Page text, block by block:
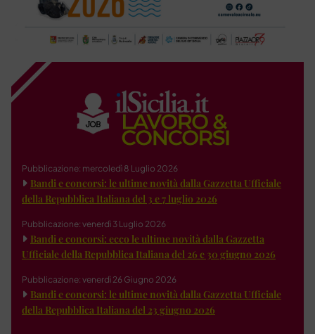
Pubblicazione: mercoledì 8 Luglio 2026
Bandi e concorsi: le ultime novità dalla Gazzetta Ufficiale
della Repubblica Italiana del 3 e 7 luglio 2026
Pubblicazione: venerdì 3 Luglio 2026
Bandi e concorsi: ecco le ultime novità dalla Gazzetta
Ufficiale della Repubblica Italiana del 26 e 30 giugno 2026
Pubblicazione: venerdì 26 Giugno 2026
Bandi e concorsi: le ultime novità dalla Gazzetta Ufficiale
della Repubblica Italiana del 23 giugno 2026